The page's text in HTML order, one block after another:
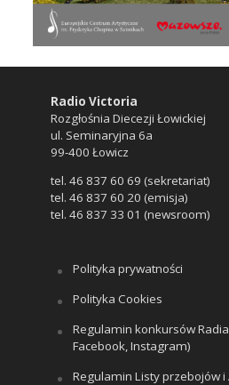
Radio Victoria
Rozgłośnia Diecezji Łowickiej
ul. Seminaryjna 6a
99-400 Łowicz
tel. 46 837 60 69 (sekretariat)
tel. 46 837 60 20 (emisja)
tel. 46 837 33 01 (newsroom)
Polityka prywatności
Polityka Cookies
Regulamin konkursów
Facebook, Instagram)
Regulamin Listy przebojów i